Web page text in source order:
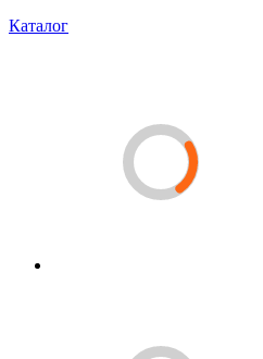
Каталог